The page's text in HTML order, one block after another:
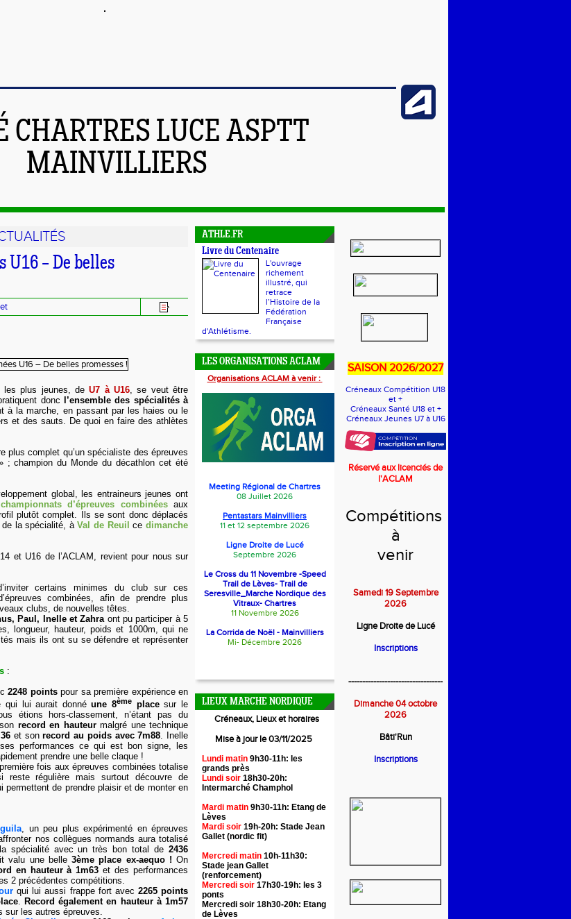
CHARTRES LUCE ASPTT
MAINVILLIERS
U16 – De belles
les plus jeunes, deU7 à U16, se veut être
donc
l’ensemble des spécialités à
à la marche, en passant par les haies ou le
et des sauts. De quoi en faire des athlètes
plus complet qu’un spécialiste des épreuves
; champion du Monde du décathlon cet été
global, les entraineurs jeunes ont
championnats d’épreuves combinées aux
plutôt complet. Ils se sont donc déplacés
de la spécialité, àVal de Reuil cedimanche
et U16 de l’ACLAM, revient pour nous sur
certains minimes du club sur ces
combinées, afin de prendre plus
clubs, de nouvelles têtes.
Paul, Inelle et Zahraont pu participer à 5
longueur, hauteur, poids et 1000m, qui ne
mais ils ont su se défendre et représenter
:
2248 points pour sa première expérience en
qui lui aurait donnéune 8ème placesur le
étions hors-classement, n’étant pas du
record en hauteurmalgré une technique
et sonrecord au poids avec 7m88. Inelle
performances ce qui est bon signe, les
prendre une belle claque !
fois aux épreuves combinées totalise
reste régulière mais surtout découvre de
permettent de prendre plaisir et de monter en
, un peu plus expérimenté en épreuves
nos collègues normands aura totalisé
spécialité avec un très bon total de 2436
valu une belle3ème place ex-aequo !On
en hauteur à 1m63et des performances
2 précédentes compétitions.
qui lui aussi frappe fort avec 2265 points
. Record également en hauteur à 1m57
sur les autres épreuves.
ATHLE.FR
Livre du Centenaire
L'ouvrage
richement
illustré, qui
retrace
l’Histoire de la
Fédération
Française
d'Athlétisme.
LES ORGANISATIONS ACLAM
Organisations ACLAM à venir :
Meeting Régional de Chartres
08 Juillet 2026
Pentastars Mainvilliers
11 et 12 septembre 2026
Ligne Droite de Lucé
Septembre 2026
Le Cross du 11 Novembre -Speed
Trail de Lèves- Trail de
Seresville_Marche Nordique des
Vitraux- Chartres
11 Novembre 2026
La Corrida de Noël - Mainvilliers
Mi- Décembre 2026
LIEUX MARCHE NORDIQUE
Créneaux, Lieux et horaires
Mise à jour le 03/11/2025
Lundi matin 9h30-11h: les
grands près
Lundi soir 18h30-20h:
Intermarché Champhol
Mardi matin 9h30-11h: Etang de
Lèves
Mardi soir 19h-20h: Stade Jean
Gallet (nordic fit)
Mercredi matin 10h-11h30:
Stade jean Gallet
(renforcement)
Mercredi soir 17h30-19h: les 3
ponts
Mercredi soir 18h30-20h: Etang
de Lèves
SAISON 2026/2027
Créneaux Compétition U18
et +
Créneaux Santé U18 et +
Créneaux Jeunes U7 à U16
Réservé aux licenciés de
l'ACLAM
Compétitions
à
venir
Samedi 19 Septembre
2026
Ligne Droite de Lucé
Inscriptions
----------------------------------
Dimanche 04 octobre
2026
Bâti'Run
Inscriptions